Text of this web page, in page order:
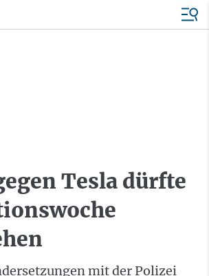
Tesla dürfte
mit der Polizei